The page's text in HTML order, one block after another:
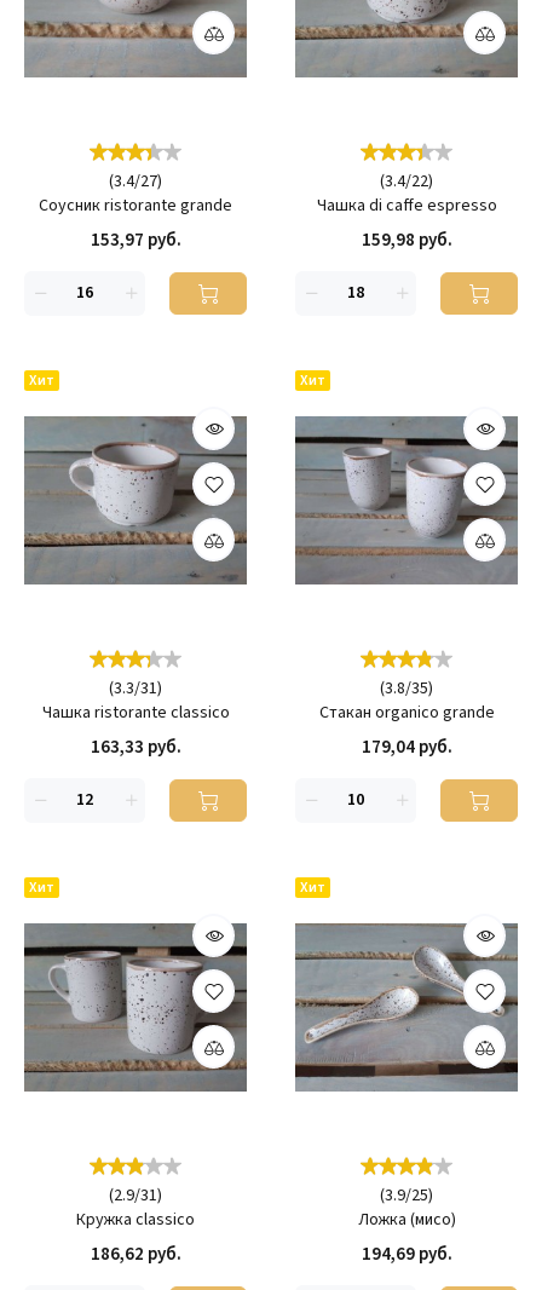
(3.4/27)
Соусник ristorante grande
153,97 руб.
(3.4/22)
Чашка di caffe espresso
159,98 руб.
Хит
(3.3/31)
Чашка ristorante classico
163,33 руб.
Хит
(3.8/35)
Стакан organico grande
179,04 руб.
Хит
(2.9/31)
Кружка classico
186,62 руб.
Хит
(3.9/25)
Ложка (мисо)
194,69 руб.